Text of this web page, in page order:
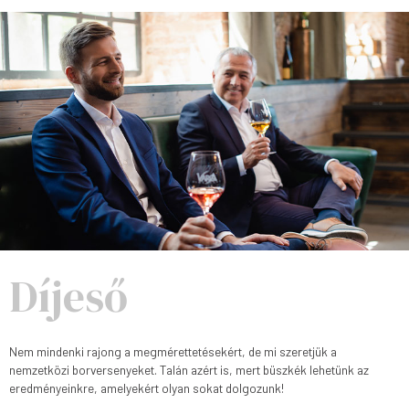
Díjeső
Nem mindenki rajong a megmérettetésekért, de mi szeretjük a
nemzetközi borversenyeket. Talán azért is, mert büszkék lehetünk az
eredményeinkre, amelyekért olyan sokat dolgozunk!